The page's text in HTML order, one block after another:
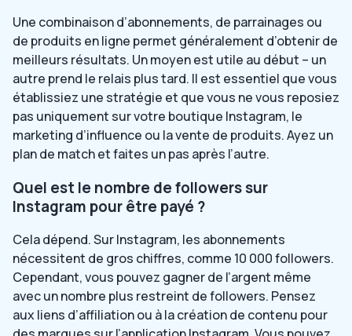
Une combinaison d’abonnements, de parrainages ou
de produits en ligne permet généralement d’obtenir de
meilleurs résultats. Un moyen est utile au début – un
autre prend le relais plus tard. Il est essentiel que vous
établissiez une stratégie et que vous ne vous reposiez
pas uniquement sur votre boutique Instagram, le
marketing d’influence ou la vente de produits. Ayez un
plan de match et faites un pas après l’autre.
Quel est le nombre de followers sur
Instagram pour être payé ?
Cela dépend. Sur Instagram, les abonnements
nécessitent de gros chiffres, comme 10 000 followers.
Cependant, vous pouvez gagner de l’argent même
avec un nombre plus restreint de followers. Pensez
aux liens d’affiliation ou à la création de contenu pour